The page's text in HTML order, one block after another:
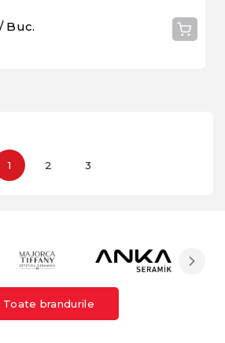
/ Buc.
1 2 3
Toate brandurile